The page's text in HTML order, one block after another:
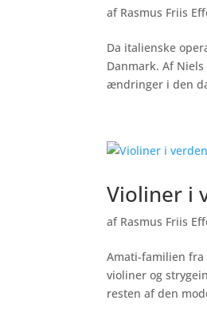
af Rasmus Friis
Da italienske
Danmark. Af
ændringer i den
Violiner i
af Rasmus Friis
Amati-familien fra
violiner og
resten af den